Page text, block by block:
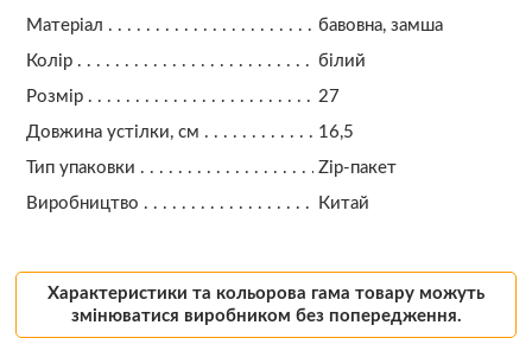
Матеріал
бавовна, замша
Колір
білий
Розмір
27
Довжина устілки, см
16,5
Тип упаковки
Zip-пакет
Виробництво
Китай
Характеристики та кольорова гама товару можуть
змінюватися виробником без попередження.